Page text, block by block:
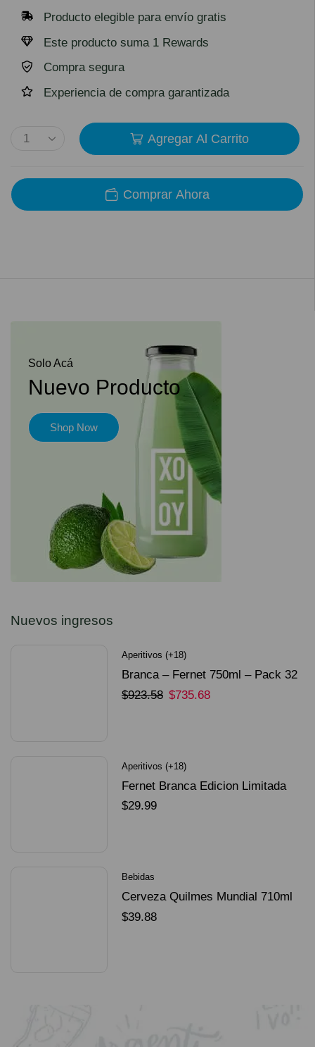
Producto elegible para envío gratis
Este producto suma 1 Rewards
Compra segura
Experiencia de compra garantizada
Agregar Al Carrito
Comprar Ahora
Solo Acá
Nuevo Producto
Shop Now
Nuevos ingresos
Aperitivos (+18)
Branca – Fernet 750ml – Pack 32
Unidades
$923.58 $735.68
Aperitivos (+18)
Fernet Branca Edicion Limitada
Dorado Mundial
$29.99
Bebidas
Cerveza Quilmes Mundial 710ml
packX4
$39.88